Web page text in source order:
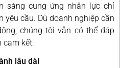
sàng cung ứng nhân lực chỉ
yêu cầu. Dù doanh nghiệp cần
chúng tôi vẫn có thể đáp
cam kết.
lâu dài